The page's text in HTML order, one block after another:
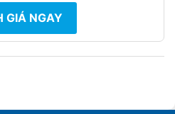
GIÁ NGAY